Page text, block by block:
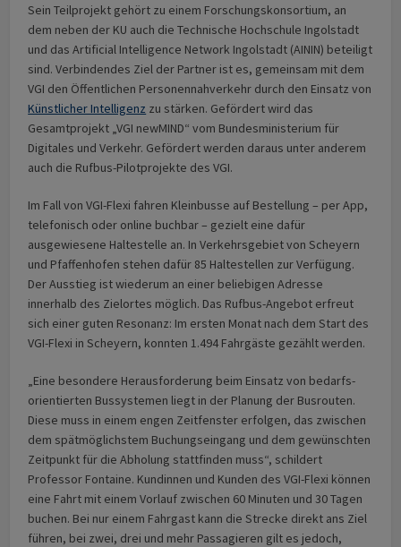
Sein Teilprojekt gehört zu einem Forschungs­konsortium, an
dem neben der KU auch die Technische Hochschule Ingolstadt
und das Artificial Intelligence Network Ingolstadt (AININ) beteiligt
sind. Verbindendes Ziel der Partner ist es, gemeinsam mit dem
VGI den Öffentlichen Personen­nahverkehr durch den Einsatz von
Künstlicher Intelligenz zu stärken. Gefördert wird das
Gesamtprojekt „VGI newMIND“ vom Bundesministerium für
Digitales und Verkehr. Gefördert werden daraus unter anderem
auch die Rufbus-Pilotprojekte des VGI.
Im Fall von VGI-Flexi fahren Kleinbusse auf Bestellung – per App,
telefonisch oder online buchbar – gezielt eine dafür
ausgewiesene Haltestelle an. In Verkehrsgebiet von Scheyern
und Pfaffenhofen stehen dafür 85 Haltestellen zur Verfügung.
Der Ausstieg ist wiederum an einer beliebigen Adresse
innerhalb des Zielortes möglich. Das Rufbus-Angebot erfreut
sich einer guten Resonanz: Im ersten Monat nach dem Start des
VGI-Flexi in Scheyern, konnten 1.494 Fahrgäste gezählt werden.
„Eine besondere Herausforderung beim Einsatz von bedarfs­
orientierten Bussystemen liegt in der Planung der Busrouten.
Diese muss in einem engen Zeitfenster erfolgen, das zwischen
dem spätmöglichstem Buchungseingang und dem gewünschten
Zeitpunkt für die Abholung stattfinden muss“, schildert
Professor Fontaine. Kundinnen und Kunden des VGI-Flexi können
eine Fahrt mit einem Vorlauf zwischen 60 Minuten und 30 Tagen
buchen. Bei nur einem Fahrgast kann die Strecke direkt ans Ziel
führen, bei zwei, drei und mehr Passagieren gilt es jedoch,